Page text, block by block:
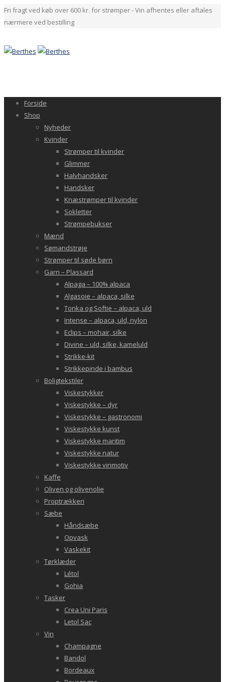
Fri fragt ved køb over 600 kr. for strømper - Vin afhentes eller aftales
nærmere ved bestilling
Forside
Shop
Nyheder
Kvinder
Strømper til kvinder
Glimmer
Halvhandsker
Handsker
Knæstrømper til kvinder
Sokletter
Strømpebukser
Mænd
Sømandstrøje
Strømper til søde børn
Garn – Plassard
Alpaga – 100% alpaca
Algasoie – alpaca, silke
Tonka og Softie – alpaca, uld
Intense – alpaca, uld, nylon
Eclips – mohair, silke
Divine – uld, silke, kameluld
Strikke-kit
Strikkepinde i bambus
Boligtekstiler
Viskestykker
Viskestykke – dyr
Viskestykke – gastronomi
Viskestykke kunst
Viskestykke maritim
Viskestykke natur
Viskestykke vinmotiv
Kaffe
Oliven og olivenolie
Proptrækkeri
Sæbe
Håndsæbe
Opvask
Vaskekit
Tørklæder
Létol
Gohia
Tasker
Crea Uni Paris
Letol Sac
Vin
Champagne
Bandol
Bordeaux